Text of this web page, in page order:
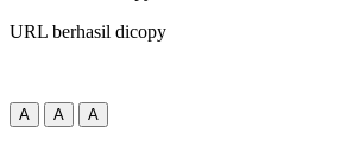
URL berhasil dicopy
A A A